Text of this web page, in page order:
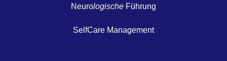
Neurologische Führung
SelfCare Management